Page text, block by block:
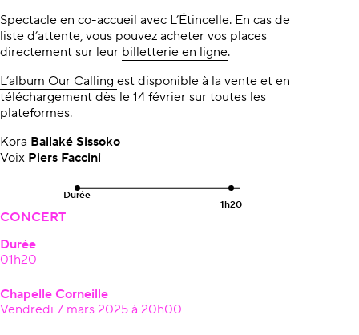
Spectacle en co-accueil avec L’Étincelle. En cas de
liste d’attente, vous pouvez acheter vos places
directement sur leur billetterie en ligne.
L’album Our Calling est disponible à la vente et en
téléchargement dès le 14 février sur toutes les
plateformes.
Kora Ballaké Sissoko
Voix Piers Faccini
Durée
1h20
CONCERT
Durée
01h20
Chapelle Corneille
Vendredi 7 mars 2025 à 20h00